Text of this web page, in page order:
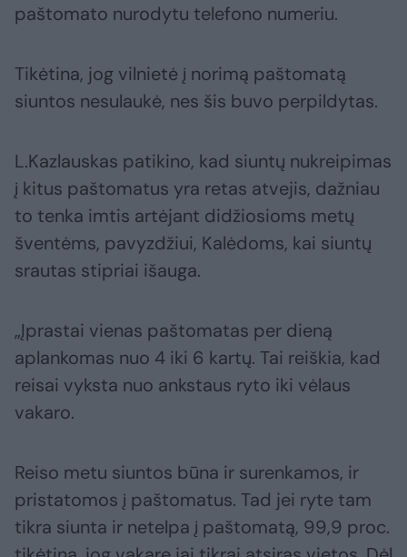
paštomato nurodytu telefono numeriu.
Tikėtina, jog vilnietė į norimą paštomatą
siuntos nesulaukė, nes šis buvo perpildytas.
L.Kazlauskas patikino, kad siuntų nukreipimas
į kitus paštomatus yra retas atvejis, dažniau
to tenka imtis artėjant didžiosioms metų
šventėms, pavyzdžiui, Kalėdoms, kai siuntų
srautas stipriai išauga.
„Įprastai vienas paštomatas per dieną
aplankomas nuo 4 iki 6 kartų. Tai reiškia, kad
reisai vyksta nuo ankstaus ryto iki vėlaus
vakaro.
Reiso metu siuntos būna ir surenkamos, ir
pristatomos į paštomatus. Tad jei ryte tam
tikra siunta ir netelpa į paštomatą, 99,9 proc.